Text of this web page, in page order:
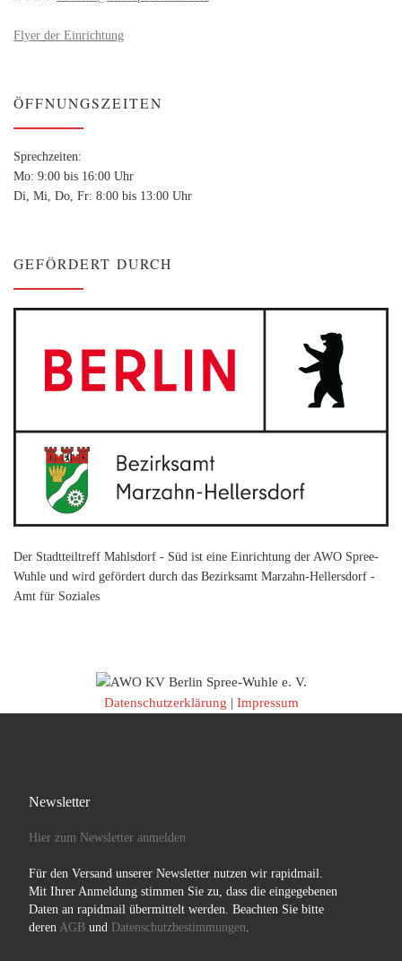
Flyer der Einrichtung
ÖFFNUNGSZEITEN
Sprechzeiten:
Mo: 9:00 bis 16:00 Uhr
Di, Mi, Do, Fr: 8:00 bis 13:00 Uhr
GEFÖRDERT DURCH
Der Stadtteiltreff Mahlsdorf - Süd ist eine Einrichtung der AWO Spree-
Wuhle und wird gefördert durch das Bezirksamt Marzahn-Hellersdorf -
Amt für Soziales
Datenschutzerklärung | Impressum
Newsletter
Hier zum Newsletter anmelden
Für den Versand unserer Newsletter nutzen wir rapidmail.
Mit Ihrer Anmeldung stimmen Sie zu, dass die eingegebenen
Daten an rapidmail übermittelt werden. Beachten Sie bitte
deren AGBund Datenschutzbestimmungen